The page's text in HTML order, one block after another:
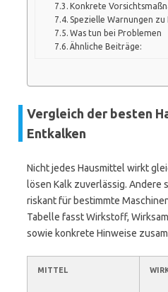
Konkrete
Spezielle Warnungen
Was tun bei Problemen
Ähnliche Beiträge:
Vergleich der besten
Entkalken
Nicht jedes Hausmittel wirkt
lösen Kalk zuverlässig. Andere
riskant für bestimmte
Tabelle fasst Wirkstoff,
sowie konkrete Hinweise
MITTEL